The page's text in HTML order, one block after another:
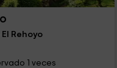
Rehoyo
1 veces